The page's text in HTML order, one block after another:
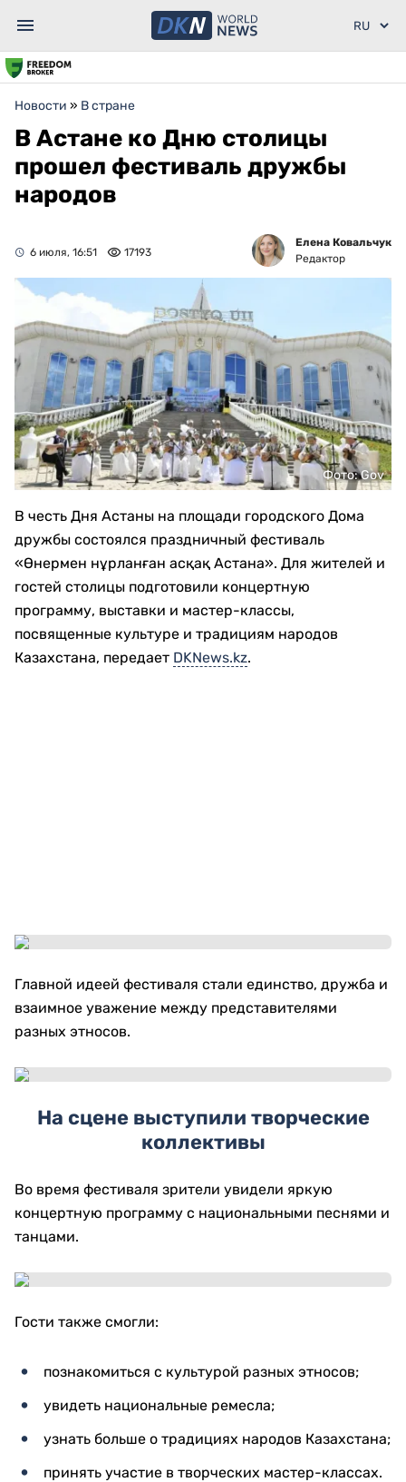
Новости » В стране
В Астане ко Дню столицы
прошел фестиваль дружбы
народов
6 июля, 16:51 17193
Елена Ковальчук
Редактор
Фото: Gov
В честь Дня Астаны на площади городского Дома
дружбы состоялся праздничный фестиваль
«Өнермен нұрланған асқақ Астана». Для жителей и
гостей столицы подготовили концертную
программу, выставки и мастер-классы,
посвященные культуре и традициям народов
Казахстана, передает DKNews.kz.
Главной идеей фестиваля стали единство, дружба и
взаимное уважение между представителями
разных этносов.
На сцене выступили творческие
коллективы
Во время фестиваля зрители увидели яркую
концертную программу с национальными песнями и
танцами.
Гости также смогли:
познакомиться с культурой разных этносов;
увидеть национальные ремесла;
узнать больше о традициях народов Казахстана;
принять участие в творческих мастер-классах.